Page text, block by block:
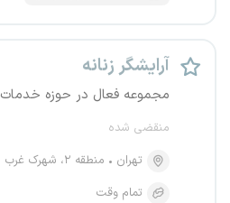
آرایشگر زنانه
مجموعه فعال در حوزه خدمات
منقضی شده
تهران
منطقه ۲، شهرک غرب
تمام وقت